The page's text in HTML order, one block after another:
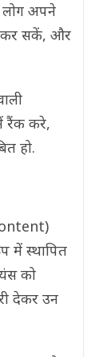
लोग अपने
कर सकें, और
रैंक करे,
हो.
स्थापित
को
देकर उन